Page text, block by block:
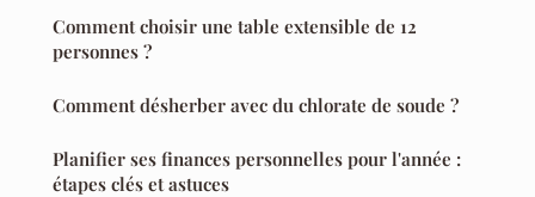
Comment choisir une table extensible de 12
personnes ?
Comment désherber avec du chlorate de soude ?
Planifier ses finances personnelles pour l'année :
étapes clés et astuces